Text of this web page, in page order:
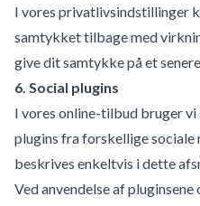
I vores privatlivsindstillinger
samtykket tilbage med
give dit samtykke på et
6. Social plugins
I vores online-tilbud bruger
plugins fra forskellige
beskrives enkeltvis i dette
Ved anvendelse af